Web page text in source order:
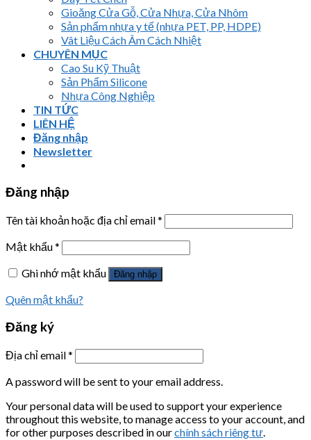
Gioăng Cửa Gỗ, Cửa Nhựa, Cửa Nhôm
Sản phẩm nhựa y tế (nhựa PET, PP, HDPE)
Vât Liệu Cách Âm Cách Nhiệt
CHUYÊN MỤC
Cao Su Kỹ Thuật
Sản Phẩm Silicone
Nhựa Công Nghiệp
TIN TỨC
LIÊN HỆ
Đăng nhập
Newsletter
Đăng nhập
Tên tài khoản hoặc địa chỉ email*
Mật khẩu*
Ghi nhớ mật khẩu
Đăng nhập
Quên mật khẩu?
Đăng ký
Địa chỉ email*
A password will be sent to your email address.
Your personal data will be used to support your experience
throughout this website, to manage access to your account, and
for other purposes described in ourchính sách riêng tư.